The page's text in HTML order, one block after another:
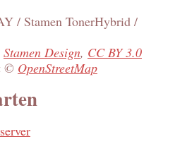
/ Stamen TonerHybrid /
Stamen Design, CC BY 3.0
© OpenStreetMap